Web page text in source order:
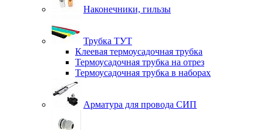
Наконечники, гильзы
Трубка ТУТ
Клеевая термоусадочная трубка
Термоусадочная трубка на отрез
Термоусадочная трубка в наборах
Арматура для провода СИП